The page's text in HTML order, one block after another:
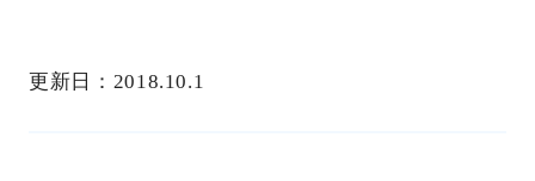
更新日： 2018.10.1